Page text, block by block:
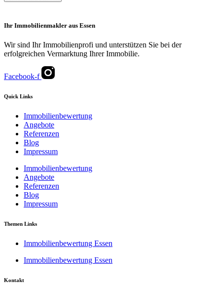
Ihr Immobilienmakler aus Essen
Wir sind Ihr Immobilienprofi und unterstützen Sie bei der
erfolgreichen Vermarktung Ihrer Immobilie.
Facebook-f
Quick Links
Immobilienbewertung
Angebote
Referenzen
Blog
Impressum
Immobilienbewertung
Angebote
Referenzen
Blog
Impressum
Themen Links
Immobilienbewertung Essen
Immobilienbewertung Essen
Kontakt